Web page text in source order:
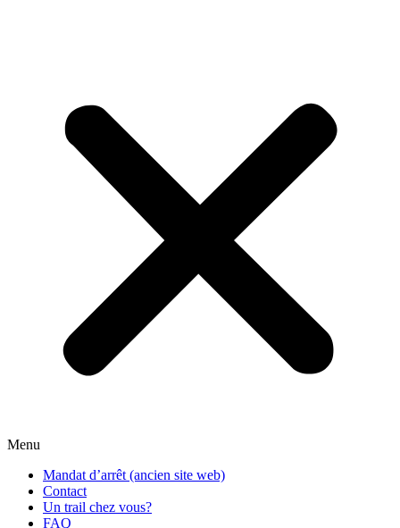
Menu
Mandat d’arrêt (ancien site web)
Contact
Un trail chez vous?
FAQ